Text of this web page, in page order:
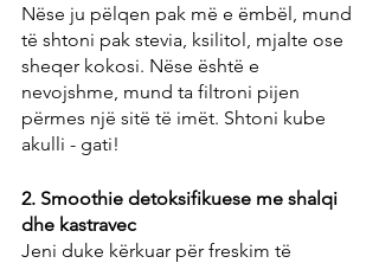
Nëse ju pëlqen pak më e ëmbël, mund
të shtoni pak stevia, ksilitol, mjalte ose
sheqer kokosi. Nëse është e
nevojshme, mund ta filtroni pijen
përmes një sitë të imët. Shtoni kube
akulli - gati!
2. Smoothie detoksifikuese me shalqi
dhe kastravec
Jeni duke kërkuar për freskim të